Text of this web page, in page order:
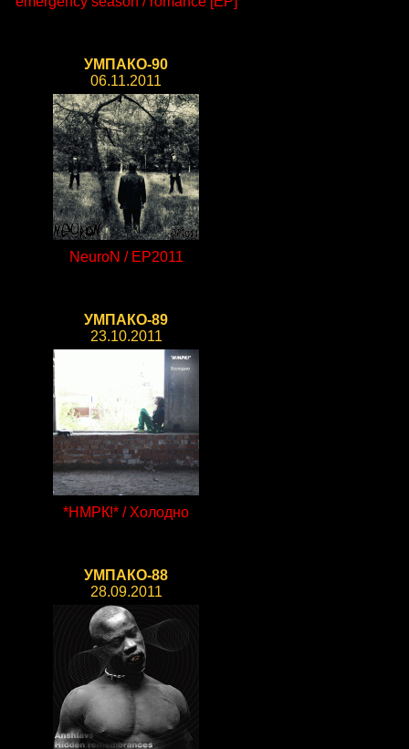
УМПАКО-90
06.11.2011
NeuroN / EP2011
УМПАКО-89
23.10.2011
*НМРК!* / Холодно
УМПАКО-88
28.09.2011